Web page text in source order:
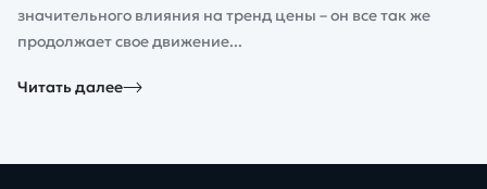
значительного влияния на тренд цены – он все так же
продолжает свое движение...
Читать далее